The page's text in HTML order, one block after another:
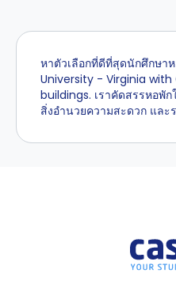
หาตัวเลือกที่ดีที่สุดนักศึกษา
University - Virginia
buildings. เราคัดสรรหอพั
สิ่งอำนวยความสะดวก และ